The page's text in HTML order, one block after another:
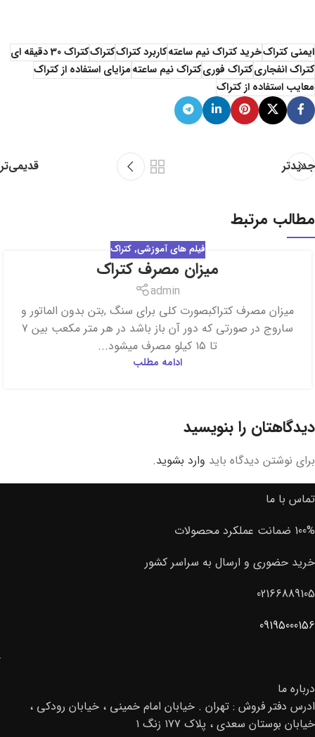
ایمنی کتراکخرید کتراک نیم ساعتهکاربرد کتراککتراککتراک 30 دقیقه ای
کتراک انفجاریکتراک فوریکتراک نیم ساعتهمزایای استفاده از کتراک
معایب استفاده از کتراک
جدیدتر قدیمی‌تر
مطالب مرتبط
فیلم های آموزشی,کتراک
میزان مصرف کتراک
admin
میزان مصرف کتراکبصورت کلی برای سنگ ,بتن بدون الماتور و
ساروج در صورتی که دور آن باز باشد در هر متر مکعب بین ۷
تا ۱۵ کیلو مصرف میشود...
ادامه مطلب
دیدگاهتان را بنویسید
برای نوشتن دیدگاه باید وارد بشوید.
تماس با ما
100% ضمانت عملکرد محصولات
خرید حضوری و ارسال به سراسر کشور
02166889105
09195000156
درباره ما
ادرس دفتر فروش : تهران . خیابان امام خمینی ، خیابان رودکی ،
خیابان بوستان سعدی ، پلاک ۱۷۷ زنگ ۱